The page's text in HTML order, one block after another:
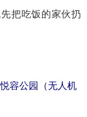
把吃饭的家伙扔
容公园（无人机